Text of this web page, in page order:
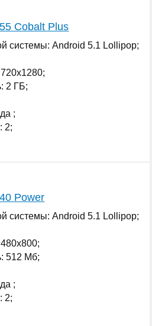
Cobalt Plus
системы: Android 5.1 Lollipop;
2 ГБ;
;
2;
Power
системы: Android 5.1 Lollipop;
512 Мб;
;
2;